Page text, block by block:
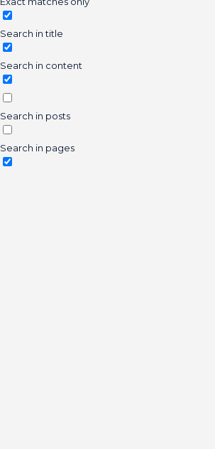
Search in title
Search in content
Search in posts
Search in pages